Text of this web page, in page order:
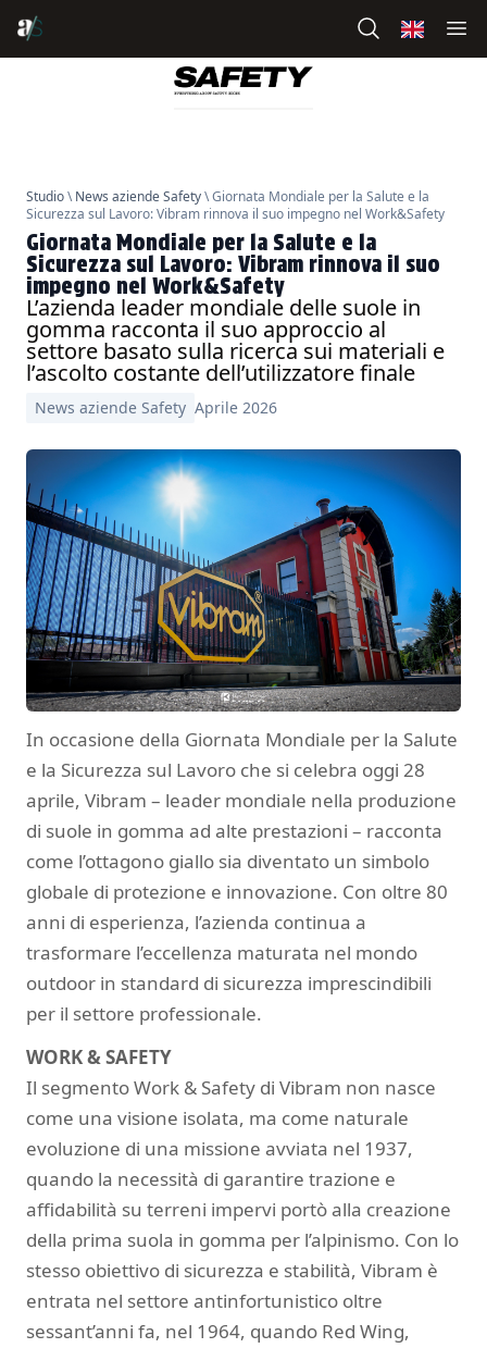
Studio\News aziende Safety\ Giornata Mondiale per la Salute e la
Sicurezza sul Lavoro: Vibram rinnova il suo impegno nel Work&Safety
Giornata Mondiale per la Salute e la
Sicurezza sul Lavoro: Vibram rinnova il suo
impegno nel Work&Safety
L’azienda leader mondiale delle suole in
gomma racconta il suo approccio al
settore basato sulla ricerca sui materiali e
l’ascolto costante dell’utilizzatore finale
News aziende Safety Aprile 2026
In occasione della Giornata Mondiale per la Salute
e la Sicurezza sul Lavoro che si celebra oggi 28
aprile, Vibram – leader mondiale nella produzione
di suole in gomma ad alte prestazioni – racconta
come l’ottagono giallo sia diventato un simbolo
globale di protezione e innovazione. Con oltre 80
anni di esperienza, l’azienda continua a
trasformare l’eccellenza maturata nel mondo
outdoor in standard di sicurezza imprescindibili
per il settore professionale.
WORK & SAFETY
Il segmento Work & Safety di Vibram non nasce
come una visione isolata, ma come naturale
evoluzione di una missione avviata nel 1937,
quando la necessità di garantire trazione e
affidabilità su terreni impervi portò alla creazione
della prima suola in gomma per l’alpinismo. Con lo
stesso obiettivo di sicurezza e stabilità, Vibram è
entrata nel settore antinfortunistico oltre
sessant’anni fa, nel 1964, quando Red Wing,